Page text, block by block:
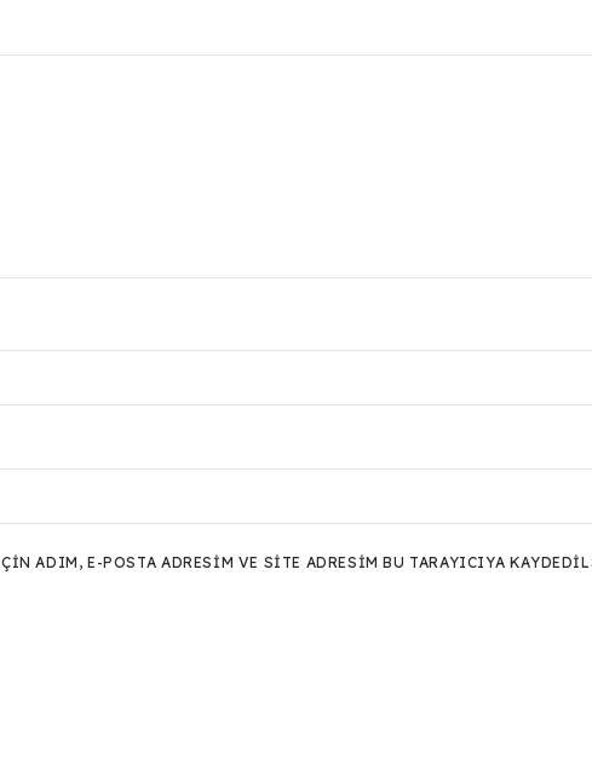
ADIM, E-POSTA ADRESIM VE SITE ADRESIM BU TARAYICIYA